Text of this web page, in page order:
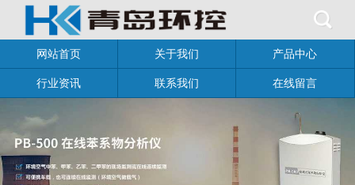
网站首页 关于我们 产品中心
行业资讯 联系我们 在线留言